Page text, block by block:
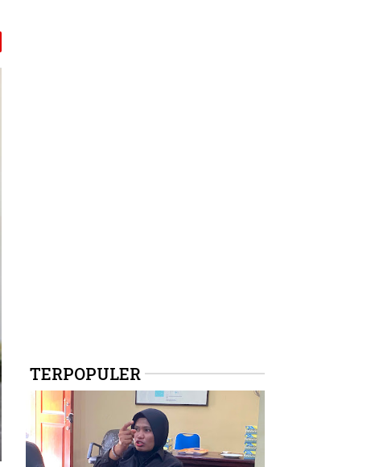
TERPOPULER